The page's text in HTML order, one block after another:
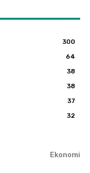
300
64
38
38
37
32
Ekonomi